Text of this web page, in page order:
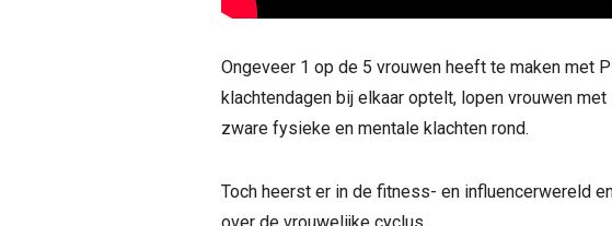
Ongeveer 1 op de 5 vrouwen heeft te maken met
klachtendagen bij elkaar optelt, lopen vrouwen
zware fysieke en mentale klachten rond.
Toch heerst er in de fitness- en influencerwereld
over de vrouwelijke cyclus.